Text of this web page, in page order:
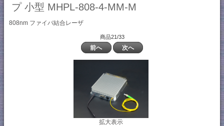
プ 小型 MHPL-808-4-MM-M
808nm ファイバ結合レーザ
商品21/33
前へ 次へ
拡大表示